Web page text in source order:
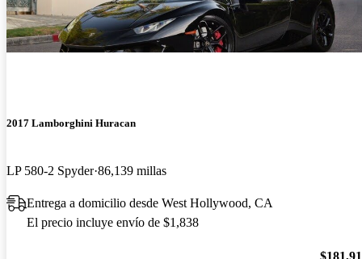
2017 Lamborghini Huracan
LP 580-2 Spyder 86,139 millas
Entrega a domicilio desde West Hollywood, CA
El precio incluye envío de $1,838